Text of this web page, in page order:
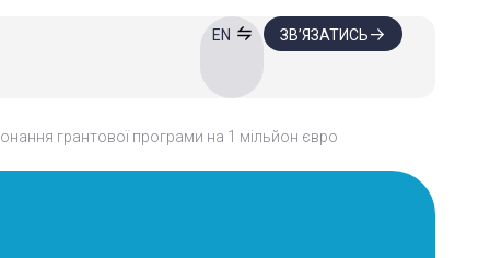
EN ЗВ’ЯЗАТИСЬ
грантової програми на 1 мільйон євро